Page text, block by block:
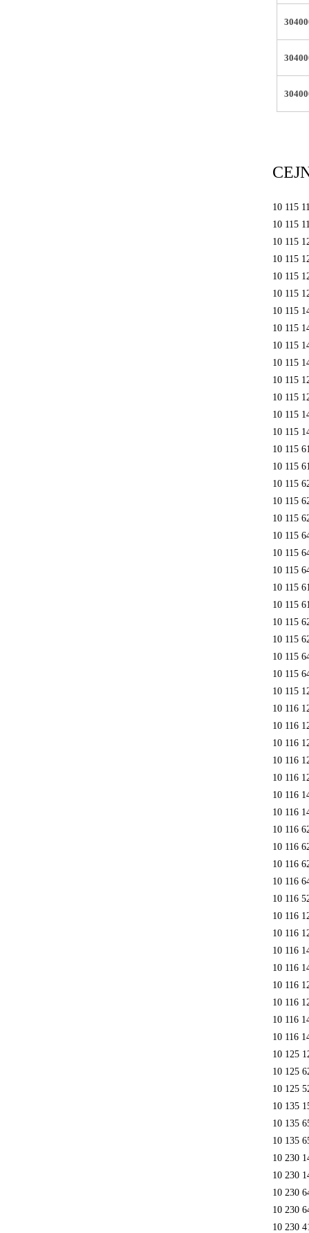
10 115
10 115
10 115
10 115
10 115
10 115
10 115
10 115
10 115
10 115
10 115
10 115
10 115
10 115
10 115
10 115
10 115
10 115
10 115
10 115
10 115
10 115
10 115
10 115
10 115
10 115
10 115
10 115
10 115
10 116
10 116
10 116
10 116
10 116
10 116
10 116
10 116
10 116
10 116
10 116
10 116
10 116
10 116
10 116
10 116
10 116
10 116
10 116
10 116
10 125
10 125
10 125
10 135
10 135
10 135
10 230
10 230
10 230
10 230
10 230